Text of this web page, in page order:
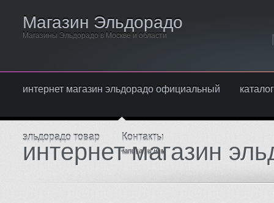
Магазин Эльдорадо
Магазины Эльдорадо в Москве и области
интернет магазин эльдорадо официальный
эльдорадо товар Контакты
Написать нам
интернет магазин